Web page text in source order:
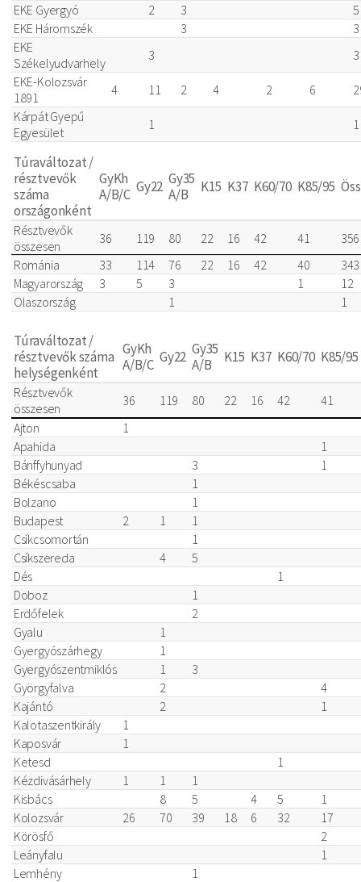
EKE Gyergyó
2 3
5
EKE Háromszék
3
3
EKE
Székelyudvarhely
3
3
EKE-Kolozsvár
1891
4 11 2 4 2 6
Kárpát Gyepű
Egyesület
1 1
Túraváltozat /
résztvevők
száma
országonként
GyKh
A/B/C Gy22 Gy35
A/B
K15 K37 K60/70 K85/95
Résztvevők
összesen
36 119 80 22 16 42 41
356
Románia
33 114 76 22 16 42 40
343
Magyarország
3 5 3 1
12
Olaszország
1 1
Túraváltozat /
résztvevők száma
helységenként
GyKh
A/B/C Gy22 Gy35
A/B
K15 K37 K60/70 K85/95
Résztvevők
összesen
36 119 80 22 16 42
41
Ajton
1
Apahida
1
Bánffyhunyad
3
1
Békéscsaba
1
Bolzano
1
Budapest
2 1
1
Csíkcsomortán
1
Csíkszereda
4
5
Dés
1
Doboz
1
Erdőfelek
2
Gyalu
1
Gyergyószárhegy
1
Gyergyószentmiklós
1
3
Györgyfalva
2
4
Kajántó
2
1
Kalotaszentkirály
1
Kaposvár
1
Ketesd
1
Kézdivásárhely
1 1
1
Kisbács
8 5 4 5
1
Kolozsvár
26 70 39 18 6 32
17
Körösfő
2
Leányfalu
1
Lemhény
1